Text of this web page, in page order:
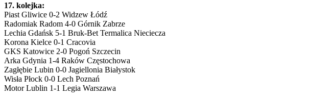
17. kolejka:
Piast Gliwice 0-2 Widzew Łódź
Radomiak Radom 4-0 Górnik Zabrze
Lechia Gdańsk 5-1 Bruk-Bet Termalica Nieciecza
Korona Kielce 0-1 Cracovia
GKS Katowice 2-0 Pogoń Szczecin
Arka Gdynia 1-4 Raków Częstochowa
Zagłębie Lubin 0-0 Jagiellonia Białystok
Wisła Płock 0-0 Lech Poznań
Motor Lublin 1-1 Legia Warszawa